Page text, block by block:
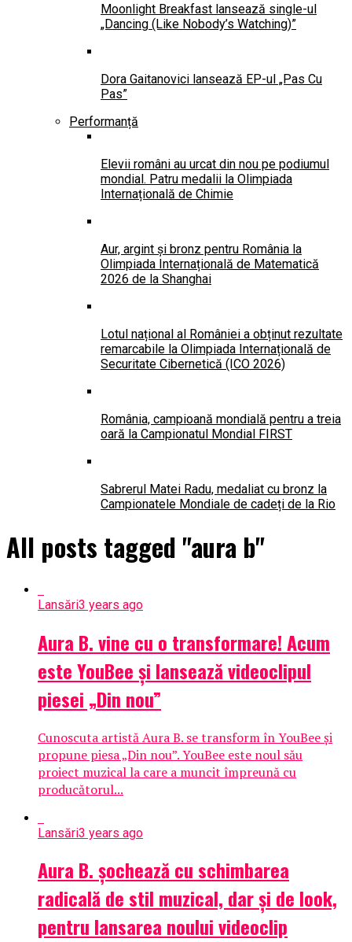
Moonlight Breakfast lansează single-ul
„Dancing (Like Nobody’s Watching)”
Dora Gaitanovici lansează EP-ul „Pas Cu
Pas”
Performanță
Elevii români au urcat din nou pe podiumul
mondial. Patru medalii la Olimpiada
Internațională de Chimie
Aur, argint și bronz pentru România la
Olimpiada Internațională de Matematică
2026 de la Shanghai
Lotul național al României a obținut rezultate
remarcabile la Olimpiada Internațională de
Securitate Cibernetică (ICO 2026)
România, campioană mondială pentru a treia
oară la Campionatul Mondial FIRST
Sabrerul Matei Radu, medaliat cu bronz la
Campionatele Mondiale de cadeți de la Rio
All posts tagged "aura b"
Lansări3 years ago
Aura B. vine cu o transformare! Acum
este YouBee și lansează videoclipul
piesei „Din nou”
Cunoscuta artistă Aura B. se transform în YouBee și
propune piesa „Din nou”. YouBee este noul său
proiect muzical la care a muncit împreună cu
producătorul...
Lansări3 years ago
Aura B. șochează cu schimbarea
radicală de stil muzical, dar și de look,
pentru lansarea noului videoclip